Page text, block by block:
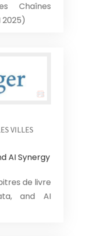
Chaînes
2025)
VILLES
AI Synergy
de livre
and AI